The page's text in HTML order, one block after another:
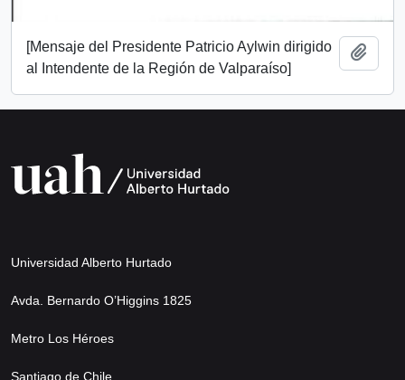
[Mensaje del Presidente Patricio Aylwin dirigido
al Intendente de la Región de Valparaíso]
Universidad Alberto Hurtado
Avda. Bernardo O’Higgins 1825
Metro Los Héroes
Santiago de Chile